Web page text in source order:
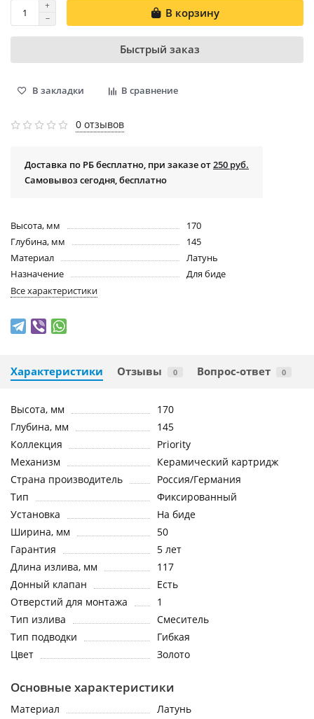
В корзину
Быстрый заказ
В закладки В сравнение
0 отзывов
Доставка по РБ бесплатно, при заказе от250 руб.
Самовывоз сегодня, бесплатно
Высота, мм
170
Глубина, мм
145
Материал
Латунь
Назначение
Для биде
Все характеристики
Характеристики Отзывы 0 Вопрос-ответ 0
Высота, мм
170
Глубина, мм
145
Коллекция
Priority
Механизм
Керамический картридж
Страна производитель
Россия/Германия
Тип
Фиксированный
Установка
На биде
Ширина, мм
50
Гарантия
5 лет
Длина излива, мм
117
Донный клапан
Есть
Отверстий для монтажа
1
Тип излива
Смеситель
Тип подводки
Гибкая
Цвет
Золото
Основные характеристики
Материал
Латунь